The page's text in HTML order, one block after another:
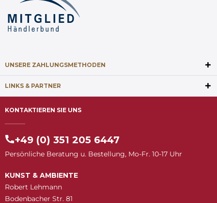
UNSERE ZAHLUNGSMETHODEN
LINKS & PARTNER
KONTAKTIEREN SIE UNS
+49 (0) 351 205 6447
Persönliche Beratung u. Bestellung, Mo-Fr. 10-17 Uhr
KUNST & AMBIENTE
Robert Lehmann
Bodenbacher Str. 81